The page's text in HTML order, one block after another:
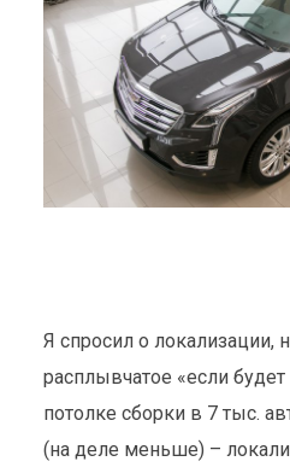
Я спросил о локализации,
расплывчатое «если
потолке сборки в 7 тыс.
(на деле меньше) –